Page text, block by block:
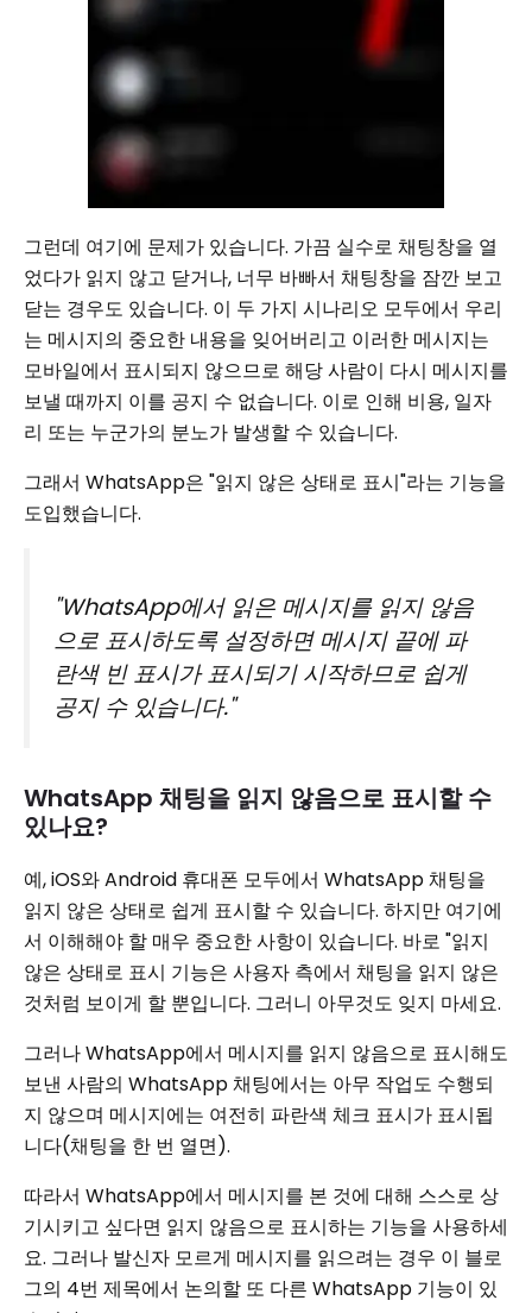
그런데 여기에 문제가 있습니다. 가끔 실수로 채팅창을 열
었다가 읽지 않고 닫거나, 너무 바빠서 채팅창을 잠깐 보고
닫는 경우도 있습니다. 이 두 가지 시나리오 모두에서 우리
는 메시지의 중요한 내용을 잊어버리고 이러한 메시지는
모바일에서 표시되지 않으므로 해당 사람이 다시 메시지를
보낼 때까지 이를 공지 수 없습니다. 이로 인해 비용, 일자
리 또는 누군가의 분노가 발생할 수 있습니다.
그래서 WhatsApp은 "읽지 않은 상태로 표시"라는 기능을
도입했습니다.
"WhatsApp에서 읽은 메시지를 읽지 않음
으로 표시하도록 설정하면 메시지 끝에 파
란색 빈 표시가 표시되기 시작하므로 쉽게
공지 수 있습니다."
WhatsApp 채팅을 읽지 않음으로 표시할 수
있나요?
예, iOS와 Android 휴대폰 모두에서 WhatsApp 채팅을
읽지 않은 상태로 쉽게 표시할 수 있습니다. 하지만 여기에
서 이해해야 할 매우 중요한 사항이 있습니다. 바로 "읽지
않은 상태로 표시 기능은 사용자 측에서 채팅을 읽지 않은
것처럼 보이게 할 뿐입니다. 그러니 아무것도 잊지 마세요.
그러나 WhatsApp에서 메시지를 읽지 않음으로 표시해도
보낸 사람의 WhatsApp 채팅에서는 아무 작업도 수행되
지 않으며 메시지에는 여전히 파란색 체크 표시가 표시됩
니다(채팅을 한 번 열면).
따라서 WhatsApp에서 메시지를 본 것에 대해 스스로 상
기시키고 싶다면 읽지 않음으로 표시하는 기능을 사용하세
요. 그러나 발신자 모르게 메시지를 읽으려는 경우 이 블로
그의 4번 제목에서 논의할 또 다른 WhatsApp 기능이 있